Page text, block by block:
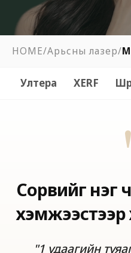
HOME/Арьсны лазер/
Ултера XERF
Сорвийг нэг
хэмжээстээр
"1 удаагийн